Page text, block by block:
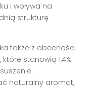
i wpływa na
strukturę
także z obecności
stanowią 1,4%
naturalny aromat,